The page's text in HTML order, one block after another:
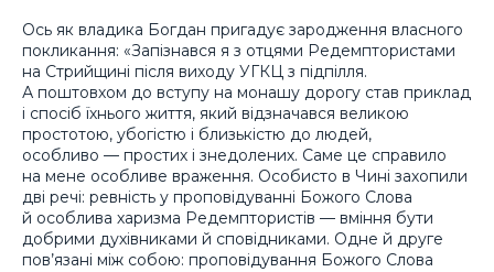
Ось як владика Богдан пригадує зародження власного
покликання: «Запізнався я з отцями Редемптористами
на Стрийщині після виходу УГКЦ з підпілля.
А поштовхом до вступу на монашу дорогу став приклад
і спосіб їхнього життя, який відзначався великою
простотою, убогістю і близькістю до людей,
особливо — простих і знедолених. Саме це справило
на мене особливе враження. Особисто в Чині захопили
дві речі: ревність у проповідуванні Божого Слова
й особлива харизма Редемптористів — вміння бути
добрими духівниками й сповідниками. Одне й друге
пов’язані між собою: проповідування Божого Слова